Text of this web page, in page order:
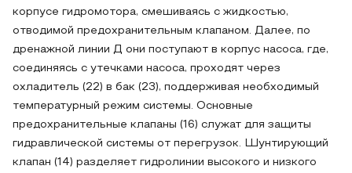
корпусе гидромотора, смешиваясь с жидкостью,
отводимой предохранительным клапаном. Далее, по
дренажной линии Д они поступают в корпус насоса, где,
соединяясь с утечками насоса, проходят через
охладитель (22) в бак (23), поддерживая необходимый
температурный режим системы. Основные
предохранительные клапаны (16) служат для защиты
гидравлической системы от перегрузок. Шунтирующий
клапан (14) разделяет гидролинии высокого и низкого